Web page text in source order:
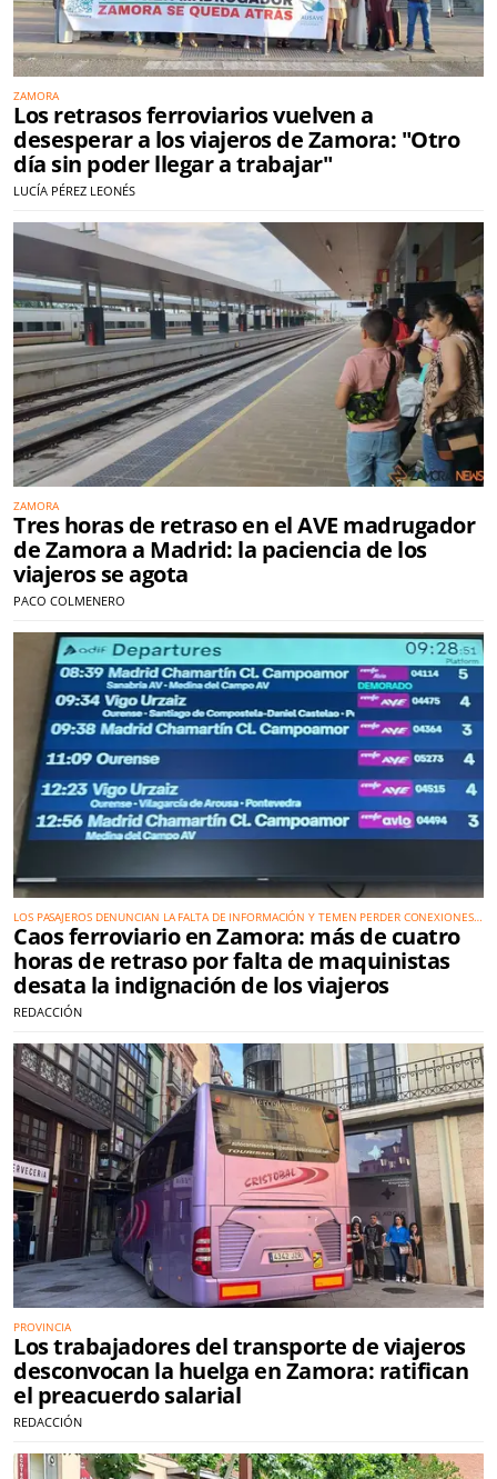
ZAMORA
Los retrasos ferroviarios vuelven a
desesperar a los viajeros de Zamora: "Otro
día sin poder llegar a trabajar"
LUCÍA PÉREZ LEONÉS
ZAMORA
Tres horas de retraso en el AVE madrugador
de Zamora a Madrid: la paciencia de los
viajeros se agota
PACO COLMENERO
LOS PASAJEROS DENUNCIAN LA FALTA DE INFORMACIÓN Y TEMEN PERDER CONEXIONES
EN MADRID MIENTRAS RENFE RECONOCE PROBLEMAS OPERATIVOS EN PLENA CAMPAÑA
DE VERANO
Caos ferroviario en Zamora: más de cuatro
horas de retraso por falta de maquinistas
desata la indignación de los viajeros
REDACCIÓN
PROVINCIA
Los trabajadores del transporte de viajeros
desconvocan la huelga en Zamora: ratifican
el preacuerdo salarial
REDACCIÓN